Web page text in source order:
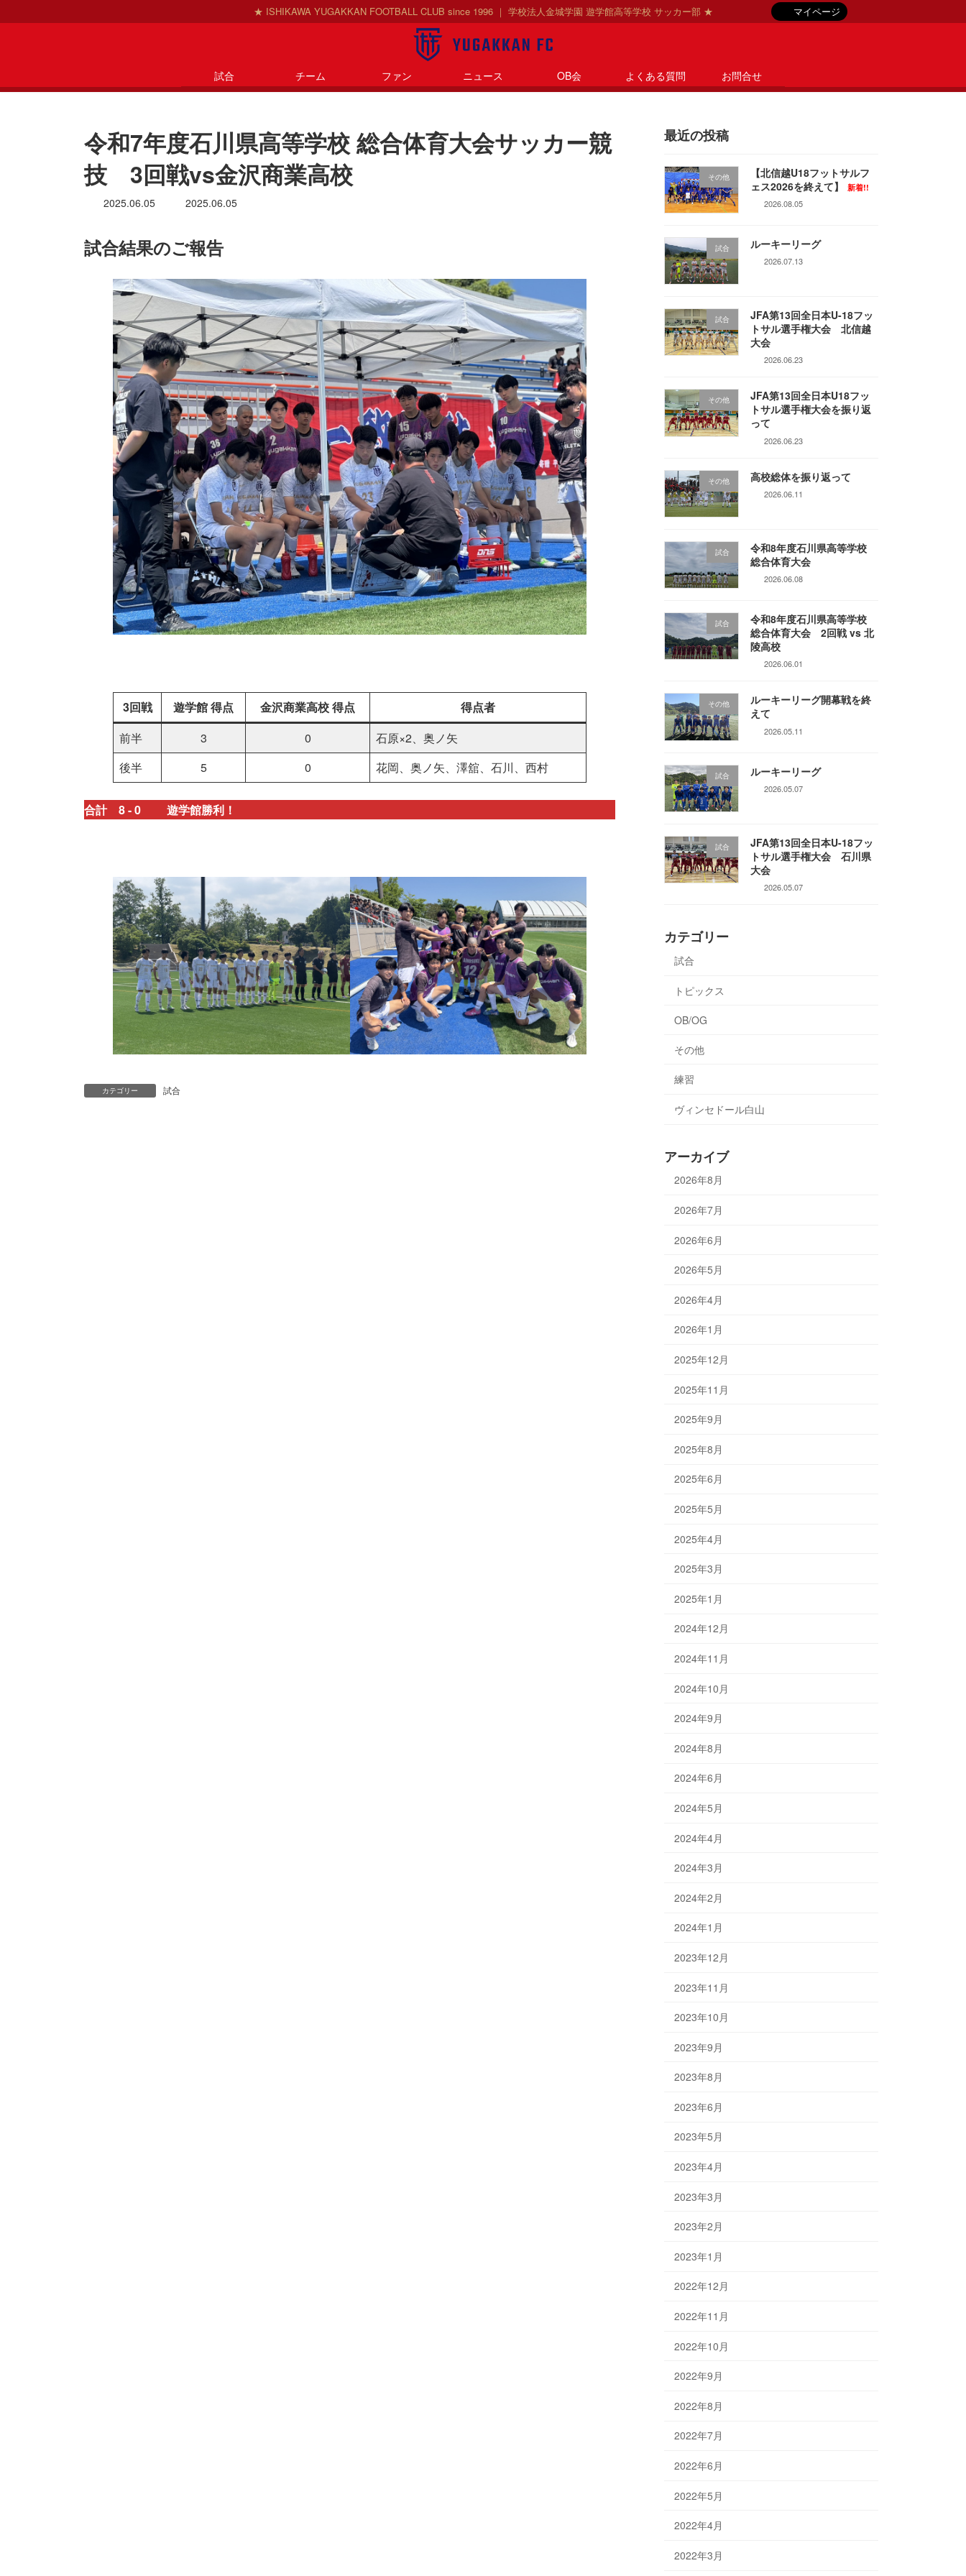
コ
ナ
★ ISHIKAWA YUGAKKAN FOOTBALL CLUB since 1996 ｜ 学校法人金城学園 遊学館高等学校 サッカー部 ★ マイページ
試合 チーム ファン ニュース OB会 よくある質問 お問合せ
令和7年度石川県高等学校 総合体育大会サッカー競
技 3回戦vs金沢商業高校
2025.06.05
最
新
時
:
2025.06.05
試合結果のご報告
3回戦 遊学館 得点 金沢商業高校 得点
得点者
前半
3 0
石原×2、奥ノ矢
後半
5 0 花岡、奥ノ矢、澤舘、石川、西村
合計 8 - 0 遊学館勝利！
カテゴリー 試合
最近の投稿
その他
【北信越U18フットサルフ
ェス2026を終えて】
新着!!
2026.08.05
試合 ルーキーリーグ
2026.07.13
試合
JFA第13回全日本U-18フッ
トサル選手権大会 北信越
大会
2026.06.23
その他
JFA第13回全日本U18フッ
トサル選手権大会を振り返
って
2026.06.23
その他 高校総体を振り返って
2026.06.11
試合
令和8年度石川県高等学校
総合体育大会
2026.06.08
試合
令和8年度石川県高等学校
総合体育大会 2回戦 vs 北
陵高校
2026.06.01
その他
ルーキーリーグ開幕戦を終
えて
2026.05.11
試合 ルーキーリーグ
2026.05.07
試合
JFA第13回全日本U-18フッ
トサル選手権大会 石川県
大会
2026.05.07
カテゴリー
試合
トピックス
OB/OG
その他
練習
ヴィンセドール白山
アーカイブ
2026年8月
2026年7月
2026年6月
2026年5月
2026年4月
2026年1月
2025年12月
2025年11月
2025年9月
2025年8月
2025年6月
2025年5月
2025年4月
2025年3月
2025年1月
2024年12月
2024年11月
2024年10月
2024年9月
2024年8月
2024年6月
2024年5月
2024年4月
2024年3月
2024年2月
2024年1月
2023年12月
2023年11月
2023年10月
2023年9月
2023年8月
2023年6月
2023年5月
2023年4月
2023年3月
2023年2月
2023年1月
2022年12月
2022年11月
2022年10月
2022年9月
2022年8月
2022年7月
2022年6月
2022年5月
2022年4月
2022年3月